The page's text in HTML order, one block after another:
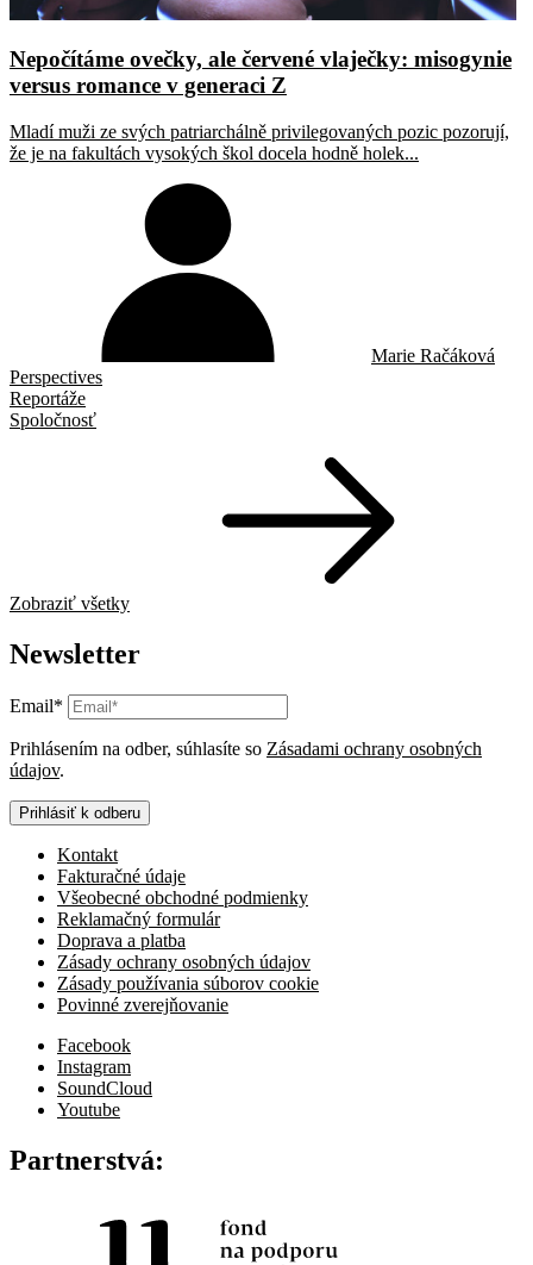
Nepočítáme ovečky, ale červené vlaječky: misogynie
versus romance v generaci Z
Mladí muži ze svých patriarchálně privilegovaných pozic pozorují,
že je na fakultách vysokých škol docela hodně holek...
Marie Račáková
Perspectives
Reportáže
Spoločnosť
Zobraziť všetky
Newsletter
Email*
Prihlásením na odber, súhlasíte so Zásadami ochrany osobných
údajov.
Prihlásiť k odberu
Kontakt
Fakturačné údaje
Všeobecné obchodné podmienky
Reklamačný formulár
Doprava a platba
Zásady ochrany osobných údajov
Zásady používania súborov cookie
Povinné zverejňovanie
Facebook
Instagram
SoundCloud
Youtube
Partnerstvá: